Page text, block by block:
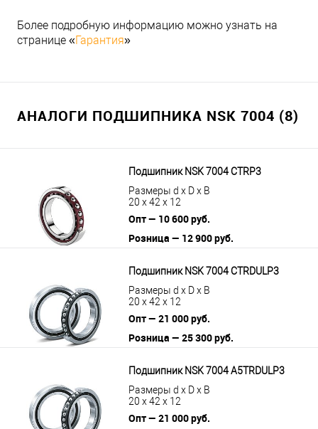
Более подробную информацию можно узнать на
странице «Гарантия»
АНАЛОГИ ПОДШИПНИКА NSK 7004 (8)
Подшипник NSK 7004 CTRP3
Размеры d x D x B
20 x 42 x 12
Опт — 10 600 руб.
Розница — 12 900 руб.
Подшипник NSK 7004 CTRDULP3
Размеры d x D x B
20 x 42 x 12
Опт — 21 000 руб.
Розница — 25 300 руб.
Подшипник NSK 7004 A5TRDULP3
Размеры d x D x B
20 x 42 x 12
Опт — 21 000 руб.